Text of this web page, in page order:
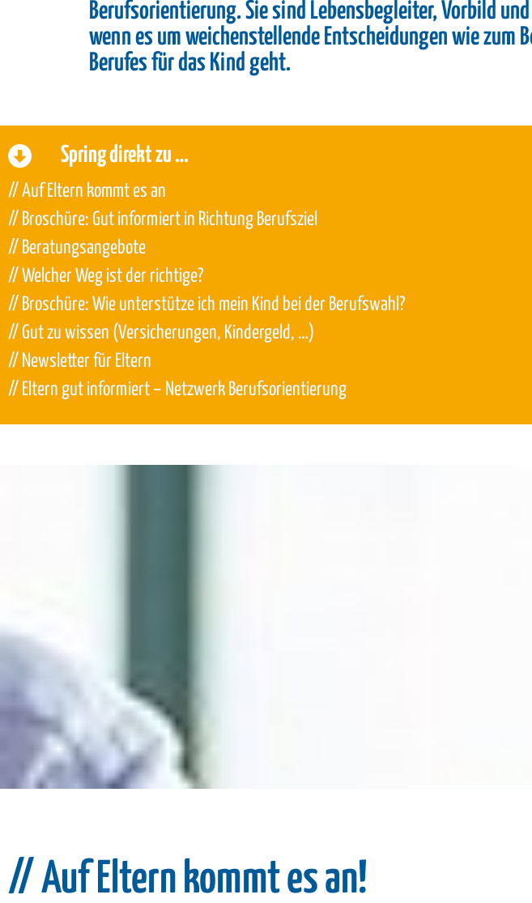
Berufsorientierung. Sie sind Lebensbegleiter, Vorbild
wenn es um weichenstellende Entscheidungen wie zum
Berufes für das Kind geht.
Spring direkt zu …
// Auf Eltern kommt es an
// Broschüre: Gut informiert in Richtung Berufsziel
// Beratungsangebote
// Welcher Weg ist der richtige?
// Broschüre: Wie unterstütze ich mein Kind bei der Berufswahl?
// Gut zu wissen (Versicherungen, Kindergeld, …)
// Newsletter für Eltern
// Eltern gut informiert – Netzwerk Berufsorientierung
// Auf Eltern kommt es an!